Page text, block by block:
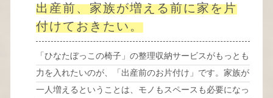
出産前、家族が増える前に家を片
付けておきたい。
「ひなたぼっこの椅子」の整理収納サービスがもっとも
力を入れたいのが、「出産前のお片付け」です。家族が
一人増えるということは、モノもスペースも必要になっ